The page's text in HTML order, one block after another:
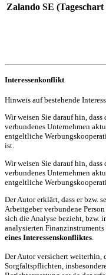
Zalando SE
Interessenkonflikt
Hinweis auf bestehende
Wir weisen Sie darauf hin,
verbundenes Unternehmen
entgeltliche
ist.
Wir weisen Sie darauf hin,
verbundenes Unternehmen
entgeltliche
Der Autor erklärt, dass er bzw.
Arbeitgeber verbundene
sich die Analyse bezieht, bzw.
analysierten
eines Interessenskonfliktes.
Der Autor versichert weiterhin,
Sorgfaltspflichten,